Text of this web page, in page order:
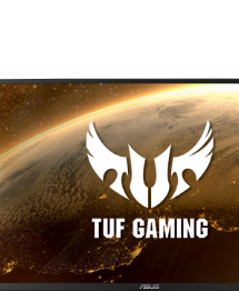
18.02.2019
Fly.bg